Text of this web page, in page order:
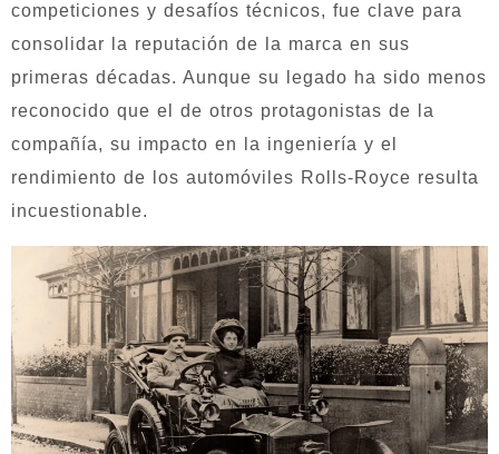
competiciones y desafíos técnicos, fue clave para
consolidar la reputación de la marca en sus
primeras décadas. Aunque su legado ha sido menos
reconocido que el de otros protagonistas de la
compañía, su impacto en la ingeniería y el
rendimiento de los automóviles Rolls-Royce resulta
incuestionable.